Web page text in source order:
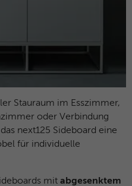
Stauraum im Esszimmer,
oder Verbindung
next125 Sideboard eine
für individuelle
mit abgesenktem
0 gesetzt.